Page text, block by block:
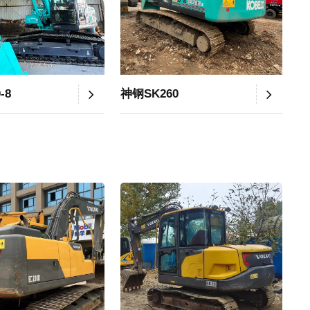
8 神钢SK260